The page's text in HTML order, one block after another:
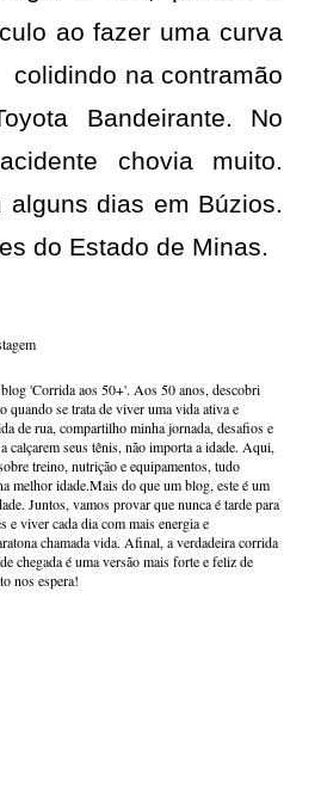
ao fazer uma curva
colidindo na contramão
Bandeirante. No
chovia muito.
alguns dias em Búzios.
do Estado de Minas.
'Corrida aos 50+'. Aos 50 anos, descobri
quando se trata de viver uma vida ativa e
de rua, compartilho minha jornada, desafios e
calçarem seus tênis, não importa a idade. Aqui,
treino, nutrição e equipamentos, tudo
melhor idade.Mais do que um blog, este é um
Juntos, vamos provar que nunca é tarde para
e viver cada dia com mais energia e
chamada vida. Afinal, a verdadeira corrida
chegada é uma versão mais forte e feliz de
nos espera!